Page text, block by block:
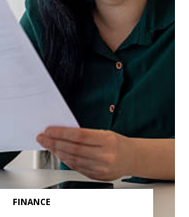
FINANCE